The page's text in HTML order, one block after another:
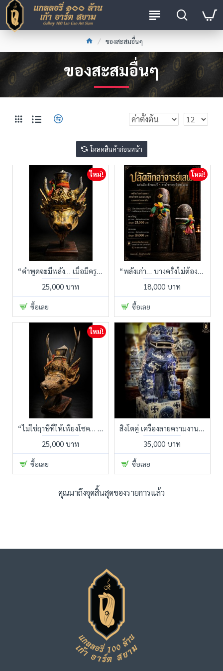
ของสะสมอื่นๆ
ของสะสมอื่นๆ
โหลดสินค้าก่อนหน้า
ใหม่!
“คำพูดจะมีพลัง… เมื่อมีครูหนุนหลัง”
25,000 บาท
ซื้อเลย
ใหม่!
“พลังเก่า… บางครั้งไม่ต้องอธิบายมาก แค่มองก็รู้ว่าไม่ธรรมดา”
18,000 บาท
ซื้อเลย
ใหม่!
“ไม่ใช่ฤาษีที่ให้เพียงโชค… แต่คือครูผู้ทำให้ชีวิตเริ่มงอกเงย”
25,000 บาท
ซื้อเลย
สิงโตคู่ เครื่องลายครามงานกังไสจีนยุคเก่า
35,000 บาท
ซื้อเลย
คุณมาถึงจุดสิ้นสุดของรายการแล้ว